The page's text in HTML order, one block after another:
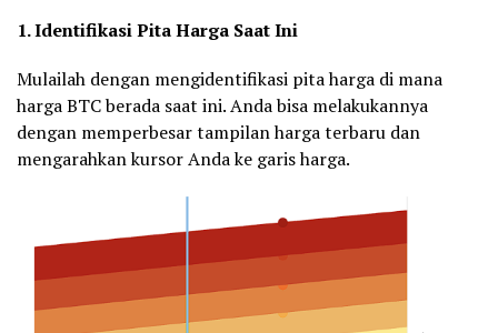
1. Identifikasi Pita Harga Saat Ini
Mulailah dengan mengidentifikasi pita harga di mana
harga BTC berada saat ini. Anda bisa melakukannya
dengan memperbesar tampilan harga terbaru dan
mengarahkan kursor Anda ke garis harga.